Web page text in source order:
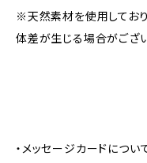
※天然素材を使用してお
体差が生じる場合がござい
・メッセージカードについ